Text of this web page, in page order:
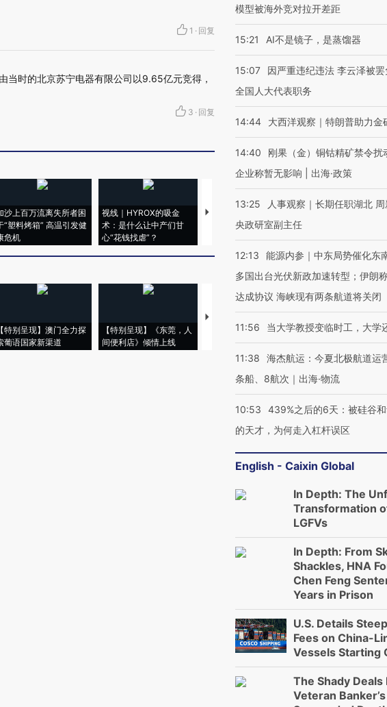
1 · 回复
当时的北京苏宁电器有限公司以9.65亿元竞得，
3 · 回复
沙上百万流离失所者困
“塑料烤箱” 高温引发健
危机
视线｜HYROX的吸金
术：是什么让中产们甘
心“花钱找虐”？
马航飞行员跨国走私7万
粒摇头丸 尿检体内含3种
育部长拱下台
【特别呈现】澳门全力探
葡语国家新渠道
【特别呈现】《东莞，人
间便利店》倾情上线
【推广】走进第四届链博
会，让数智科技“链”接产
【特别呈现】寻找
有意思的生活方式·
模型被海外竞对拉开差距
15:21 AI不是镜子，是蒸馏器
15:07
因严重违纪违法 李云泽被
全国人大代表职务
14:44 大西洋观察｜特朗普助力金
14:40
刚果（金）铜钴精矿禁令扰
企业称暂无影响 | 出海·政策
13:25
人事观察｜长期任职湖北
央政研室副主任
12:13
能源内参｜中东局势催化东
多国出台光伏新政加速转型；伊朗
达成协议 海峡现有两条航道将关闭
11:56 当大学教授变临时工，大学
11:38
海杰航运：今夏北极航道运
条船、8航次｜出海·物流
10:53
439%之后的6天：被硅谷
的天才，为何走入杠杆误区
English - Caixin Global
In Depth: The
Transformation
LGFVs
In Depth: From
Shackles, HNA
Chen Feng
Years in Prison
U.S. Details
Fees on China-
Vessels Starting
The Shady Deals
Veteran Banker’s